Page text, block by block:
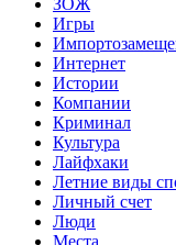
Игры
Интернет
Истории
Компании
Криминал
Культура
Лайфхаки
Летние виды
Личный счет
Люди
Места